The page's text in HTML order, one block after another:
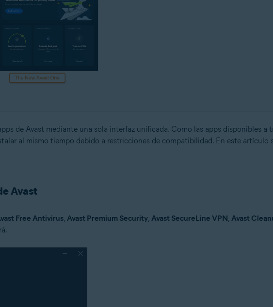
de Avast mediante una sola interfaz unificada. Como las apps disponibles a
al mismo tiempo debido a restricciones de compatibilidad. En este artículo
Avast
Free Antivirus, Avast Premium Security, Avast SecureLine VPN, Avast